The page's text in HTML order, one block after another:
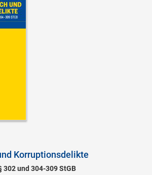
Korruptionsdelikte
und 304-309 StGB